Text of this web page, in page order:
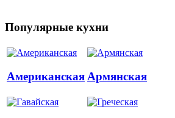
Популярные кухни
Американская Армянская